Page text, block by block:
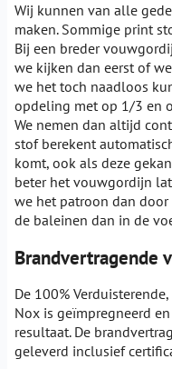
Wij kunnen van alle
maken. Sommige print
Bij een breder
we kijken dan eerst of
we het toch naadloos
opdeling met op 1/3 en
We nemen dan altijd
stof berekent
komt, ook als deze
beter het vouwgordijn
we het patroon dan
de baleinen dan in de
Brandvertragende
De 100%
Nox is geïmpregneerd
resultaat. De
geleverd inclusief